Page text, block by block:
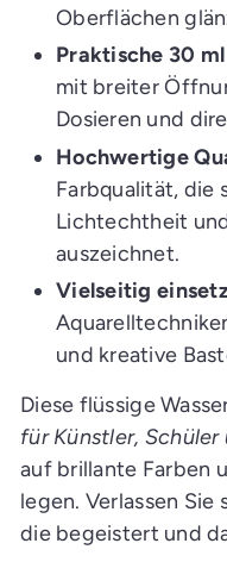
Oberflächen
Praktische 30 ml
mit breiter
Dosieren und
Hochwertige
Farbqualität, die
Lichtechtheit
auszeichnet.
Vielseitig
und kreative
Diese flüssige
für Künstler,
auf brillante Farben
legen. Verlassen
die begeistert und